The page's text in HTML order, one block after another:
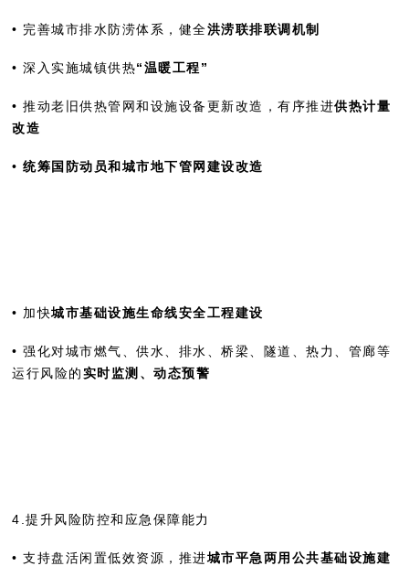
• 完善城市排水防涝体系，健全洪涝联排联调机制
• 深入实施城镇供热“温暖工程”
• 推动老旧供热管网和设施设备更新改造，有序推进供热计量
改造
•统筹国防动员和城市地下管网建设改造
• 加快城市基础设施生命线安全工程建设
• 强化对城市燃气、供水、排水、桥梁、隧道、热力、管廊等
运行风险的实时监测、动态预警
4.提升风险防控和应急保障能力
• 支持盘活闲置低效资源，推进城市平急两用公共基础设施建